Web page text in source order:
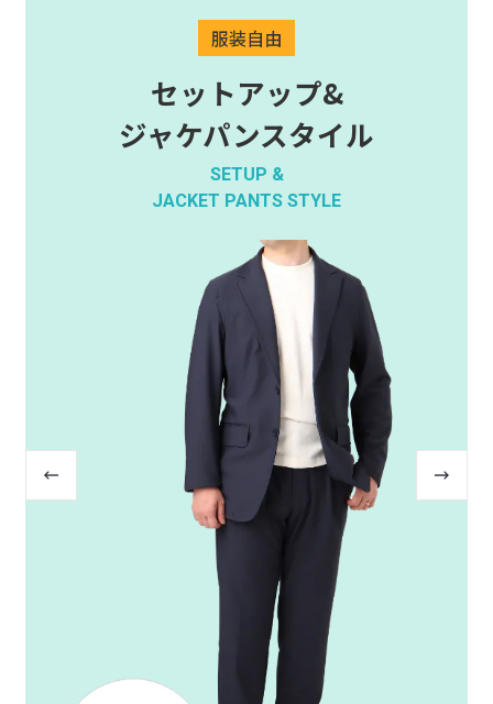
セットアップ&
ジャケパンスタイル
SETUP &
JACKET PANTS STYLE